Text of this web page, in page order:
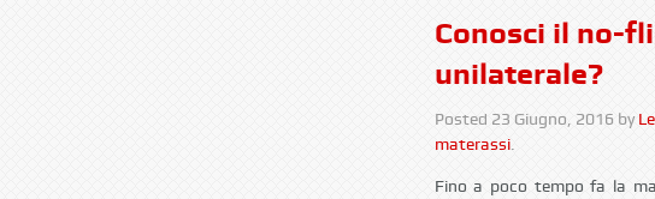
Conosci il no-
unilaterale?
Posted 23 Giugno, 2016 by
materassi.
Fino a poco tempo fa la